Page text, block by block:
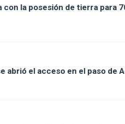
con la posesión de tierra para
abrió el acceso en el paso de